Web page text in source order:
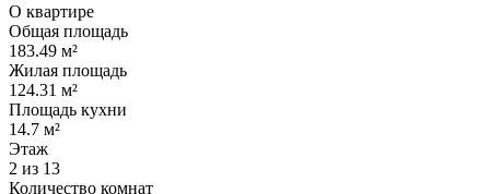
О квартире
Общая площадь
183.49 м²
Жилая площадь
124.31 м²
Площадь кухни
14.7 м²
Этаж
2 из 13
Количество комнат